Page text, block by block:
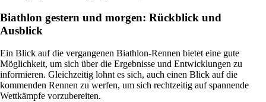
Biathlon gestern und morgen: Rückblick und
Ausblick
Ein Blick auf die vergangenen Biathlon-Rennen bietet eine gute
Möglichkeit, um sich über die Ergebnisse und Entwicklungen zu
informieren. Gleichzeitig lohnt es sich, auch einen Blick auf die
kommenden Rennen zu werfen, um sich rechtzeitig auf spannende
Wettkämpfe vorzubereiten.